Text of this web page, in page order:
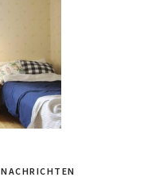
NACHRICHTEN